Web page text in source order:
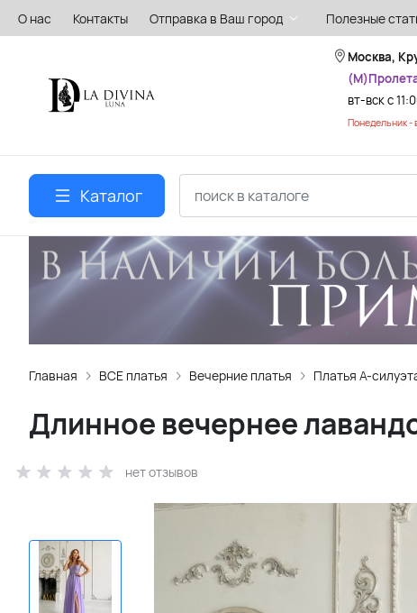
О нас Контакты Отправка в Ваш город Полезные
Москва,
вт-вск с
Понедельник -
Каталог
Главная ВСЕ платья Вечерние платья Платья А-
Длинное вечернее
нет отзывов